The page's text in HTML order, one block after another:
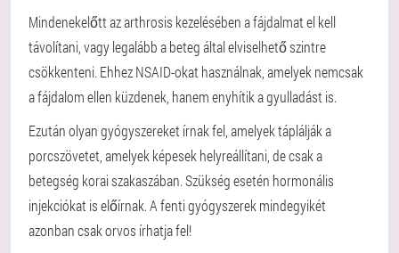
Mindenekelőtt az arthrosis kezelésében a fájdalmat el kell
távolítani, vagy legalább a beteg által elviselhető szintre
csökkenteni. Ehhez NSAID-okat használnak, amelyek nemcsak
a fájdalom ellen küzdenek, hanem enyhítik a gyulladást is.
Ezután olyan gyógyszereket írnak fel, amelyek táplálják a
porcszövetet, amelyek képesek helyreállítani, de csak a
betegség korai szakaszában. Szükség esetén hormonális
injekciókat is előírnak. A fenti gyógyszerek mindegyikét
azonban csak orvos írhatja fel!